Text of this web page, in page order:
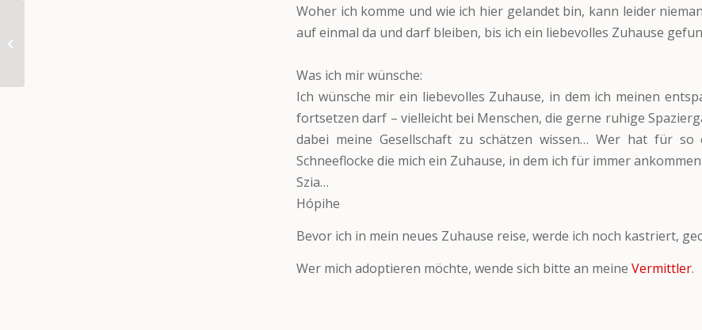
Woher ich komme und wie ich hier gelandet bin, kann leider
auf einmal da und darf bleiben, bis ich ein liebevolles Zuhause
Was ich mir wünsche:
Ich wünsche mir ein liebevolles Zuhause, in dem ich meinen
fortsetzen darf – vielleicht bei Menschen, die gerne ruhige
dabei meine Gesellschaft zu schätzen wissen… Wer hat für so
Schneeflocke die mich ein Zuhause, in dem ich für immer
Szia…
Hópihe
Bevor ich in mein neues Zuhause reise, werde ich noch kastriert,
Wer mich adoptieren möchte, wende sich bitte an meineVermittler.